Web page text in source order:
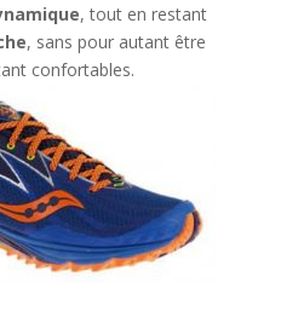
, tout en restant
, sans pour autant être
confortables.